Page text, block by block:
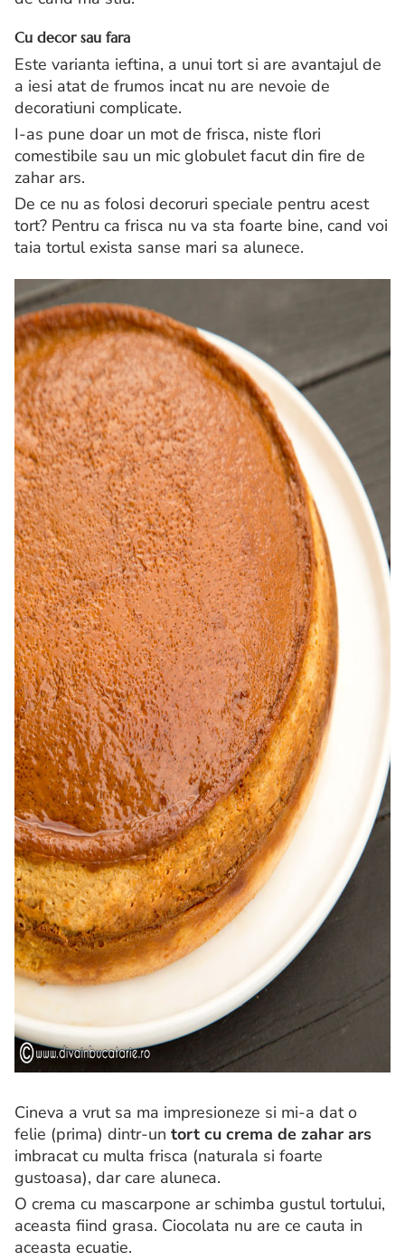
Cu decor sau fara
Este varianta ieftina, a unui tort si are avantajul de
a iesi atat de frumos incat nu are nevoie de
decoratiuni complicate.
I-as pune doar un mot de frisca, niste flori
comestibile sau un mic globulet facut din fire de
zahar ars.
De ce nu as folosi decoruri speciale pentru acest
tort? Pentru ca frisca nu va sta foarte bine, cand voi
taia tortul exista sanse mari sa alunece.
Cineva a vrut sa ma impresioneze si mi-a dat o
felie (prima) dintr-un tort cu crema de zahar ars
imbracat cu multa frisca (naturala si foarte
gustoasa), dar care aluneca.
O crema cu mascarpone ar schimba gustul tortului,
aceasta fiind grasa. Ciocolata nu are ce cauta in
aceasta ecuatie.